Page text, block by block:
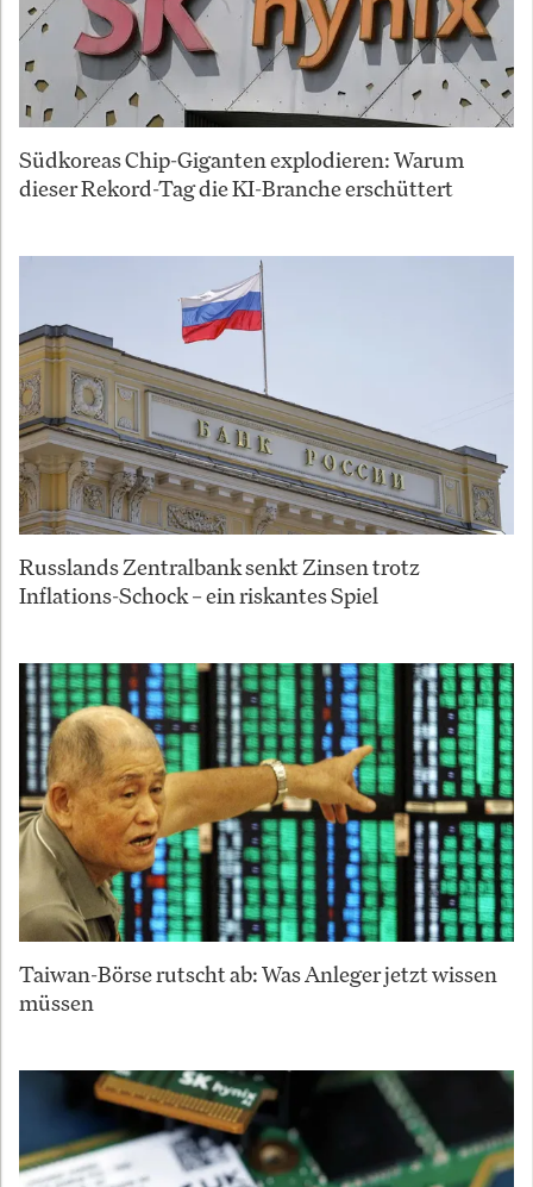
Südkoreas Chip-Giganten explodieren: Warum
dieser Rekord-Tag die KI-Branche erschüttert
Russlands Zentralbank senkt Zinsen trotz
Inflations-Schock – ein riskantes Spiel
Taiwan-Börse rutscht ab: Was Anleger jetzt wissen
müssen